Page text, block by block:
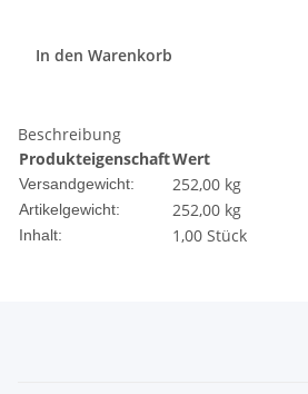
In den Warenkorb
Beschreibung
ProdukteigenschaftWert
Versandgewicht: 252,00 kg
Artikelgewicht: 252,00 kg
Inhalt: 1,00 Stück